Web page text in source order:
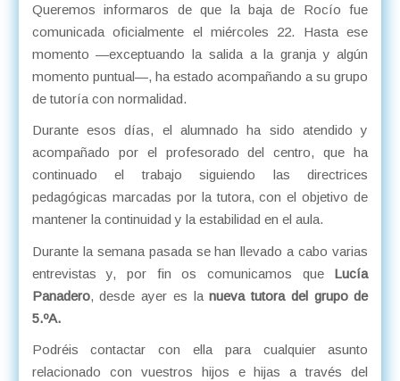
Queremos informaros de que la baja de Rocío fue
comunicada oficialmente el miércoles 22. Hasta ese
momento —exceptuando la salida a la granja y algún
momento puntual—, ha estado acompañando a su grupo
de tutoría con normalidad.
Durante esos días, el alumnado ha sido atendido y
acompañado por el profesorado del centro, que ha
continuado el trabajo siguiendo las directrices
pedagógicas marcadas por la tutora, con el objetivo de
mantener la continuidad y la estabilidad en el aula.
Durante la semana pasada se han llevado a cabo varias
entrevistas y, por fin os comunicamos que Lucía
Panadero, desde ayer es lanueva tutora del grupo de
5.ºA.
Podréis contactar con ella para cualquier asunto
relacionado con vuestros hijos e hijas a través del